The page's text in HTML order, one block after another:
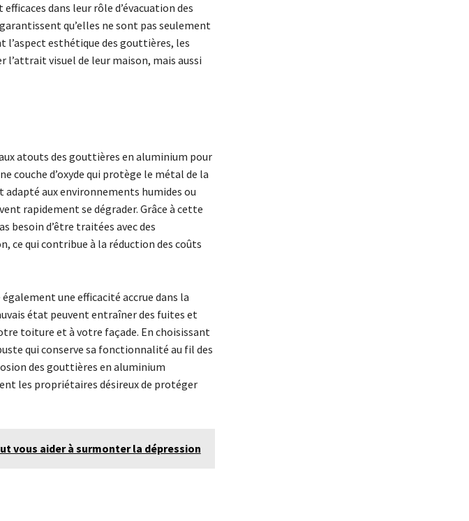
dans leur rôle d’évacuation des
qu’elles ne sont pas seulement
l’aspect esthétique des gouttières, les
visuel de leur maison, mais aussi
atouts des gouttières en aluminium pour
couche d’oxyde qui protège le métal de la
aux environnements humides ou
rapidement se dégrader. Grâce à cette
besoin d’être traitées avec des
ce qui contribue à la réduction des coûts
une efficacité accrue dans la
état peuvent entraîner des fuites et
toiture et à votre façade. En choisissant
qui conserve sa fonctionnalité au fil des
des gouttières en aluminium
les propriétaires désireux de protéger
vous aider à surmonter la dépression